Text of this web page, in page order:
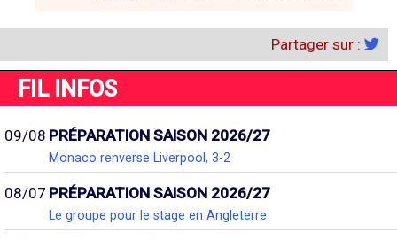
Partager sur :
FIL INFOS
09/08 PRÉPARATION SAISON 2026/27
Monaco renverse Liverpool, 3-2
08/07 PRÉPARATION SAISON 2026/27
Le groupe pour le stage en Angleterre